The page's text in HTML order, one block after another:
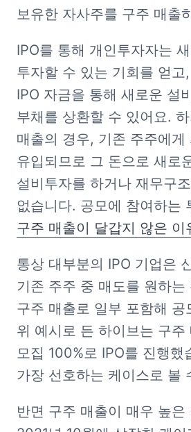
보유한 자사주를 구주 매출
IPO를 통해 개인투자자는
투자할 수 있는 기회를 얻고
IPO 자금을 통해 새로운 설
부채를 상환할 수 있어요.
매출의 경우, 기존 주주에게
유입되므로 그 돈으로 새로
설비투자를 하거나 재무구
구주 매출이 달갑지 않은 이
통상 대부분의 IPO 기업은
기존 주주 중 매도를 원하는
구주 매출로 일부 포함해 공
위 예시로 든 하이브는 구주
모집 100%로 IPO를 진행했
가장 선호하는 케이스로 볼
반면 구주 매출이 매우 높은